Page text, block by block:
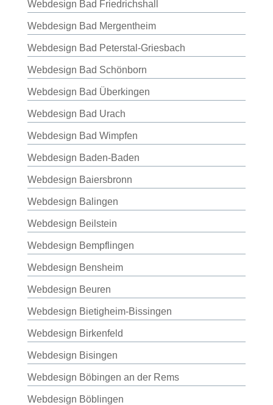
Webdesign Bad Friedrichshall
Webdesign Bad Mergentheim
Webdesign Bad Peterstal-Griesbach
Webdesign Bad Schönborn
Webdesign Bad Überkingen
Webdesign Bad Urach
Webdesign Bad Wimpfen
Webdesign Baden-Baden
Webdesign Baiersbronn
Webdesign Balingen
Webdesign Beilstein
Webdesign Bempflingen
Webdesign Bensheim
Webdesign Beuren
Webdesign Bietigheim-Bissingen
Webdesign Birkenfeld
Webdesign Bisingen
Webdesign Böbingen an der Rems
Webdesign Böblingen